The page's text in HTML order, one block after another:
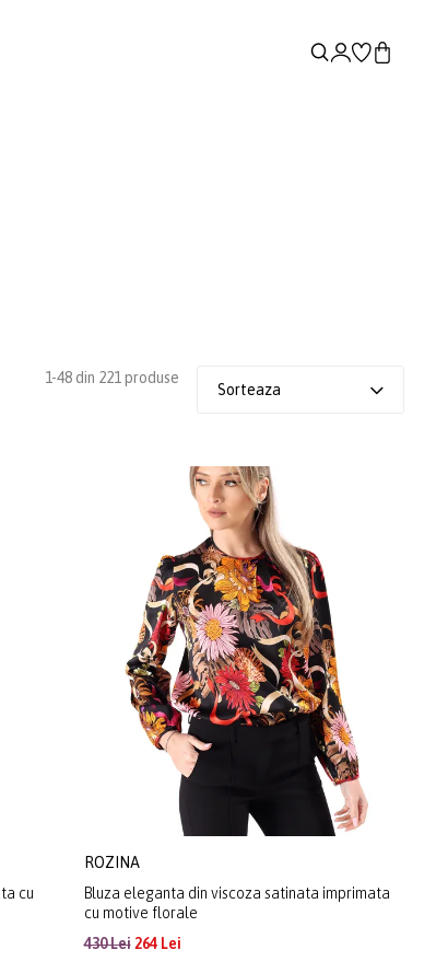
1-48 din 221 produse
Sorteaza
cu
ROZINA
Bluza eleganta din viscoza satinata imprimata
cu motive florale
430 Lei264 Lei